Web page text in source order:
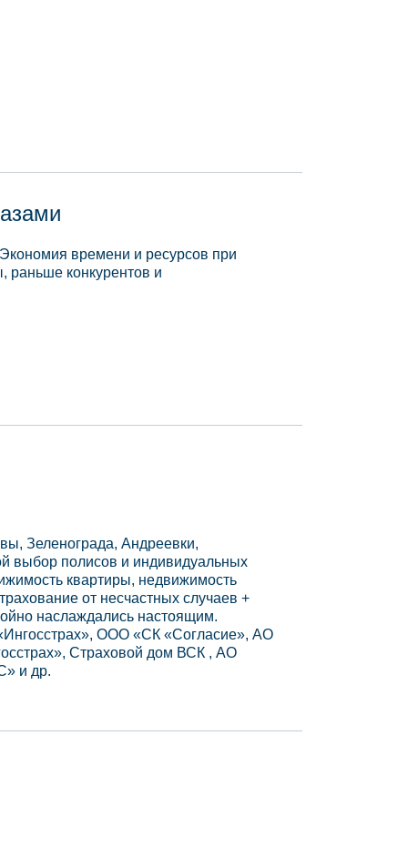
времени и ресурсов при
раньше конкурентов и
Зеленограда, Андреевки,
выбор полисов и индивидуальных
квартиры, недвижимость
от несчастных случаев +
наслаждались настоящим.
ООО «СК «Согласие», АО
Страховой дом ВСК , АО
и др.